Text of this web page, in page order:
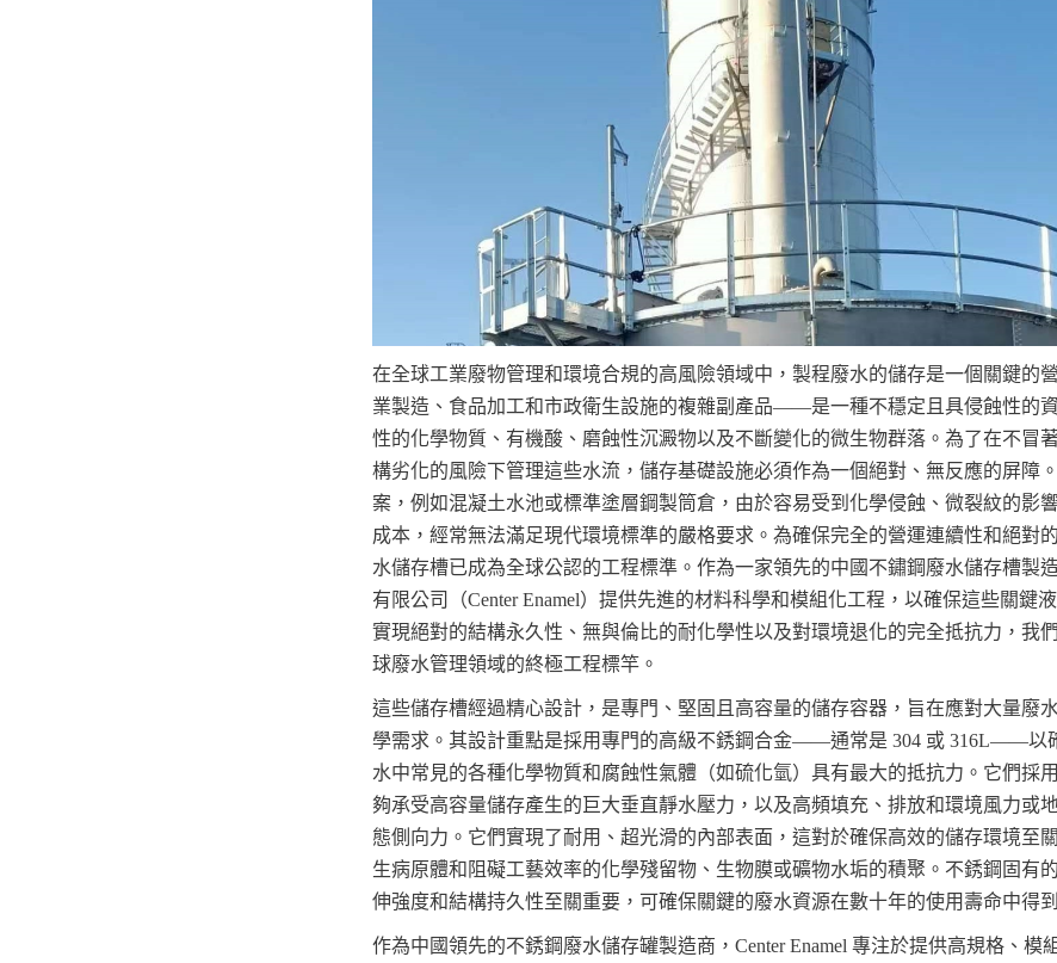
在全球工業廢物管理和環境合規的高風險領域中，製程廢水的儲存是一個關鍵
業製造、食品加工和市政衛生設施的複雜副產品——是一種不穩定且具侵蝕性的
性的化學物質、有機酸、磨蝕性沉澱物以及不斷變化的微生物群落。為了在不冒
構劣化的風險下管理這些水流，儲存基礎設施必須作為一個絕對、無反應的屏障
案，例如混凝土水池或標準塗層鋼製筒倉，由於容易受到化學侵蝕、微裂紋的影
成本，經常無法滿足現代環境標準的嚴格要求。為確保完全的營運連續性和絕對
水儲存槽已成為全球公認的工程標準。作為一家領先的中國不鏽鋼廢水儲存槽製
有限公司（Center Enamel）提供先進的材料科學和模組化工程，以確保這些關鍵
實現絕對的結構永久性、無與倫比的耐化學性以及對環境退化的完全抵抗力，我
球廢水管理領域的終極工程標竿。
這些儲存槽經過精心設計，是專門、堅固且高容量的儲存容器，旨在應對大量廢
學需求。其設計重點是採用專門的高級不銹鋼合金——通常是 304 或 316L——以
水中常見的各種化學物質和腐蝕性氣體（如硫化氫）具有最大的抵抗力。它們採
夠承受高容量儲存產生的巨大垂直靜水壓力，以及高頻填充、排放和環境風力或
態側向力。它們實現了耐用、超光滑的內部表面，這對於確保高效的儲存環境至
生病原體和阻礙工藝效率的化學殘留物、生物膜或礦物水垢的積聚。不銹鋼固有
伸強度和結構持久性至關重要，可確保關鍵的廢水資源在數十年的使用壽命中得
作為中國領先的不銹鋼廢水儲存罐製造商，Center Enamel 專注於提供高規格、模